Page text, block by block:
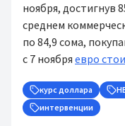
ноября, достигнув
среднем
по 84,9 сома,
с 7 ноября евро
курс доллара
интервенции